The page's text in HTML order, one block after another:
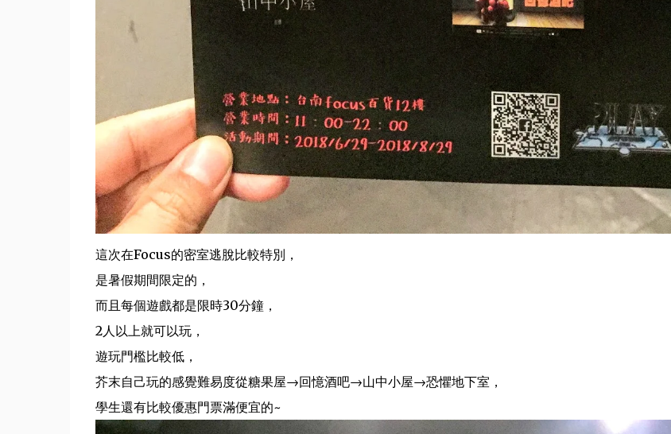
這次在Focus的密室逃脫比較特別，
是暑假期間限定的，
而且每個遊戲都是限時30分鐘，
2人以上就可以玩，
遊玩門檻比較低，
芥末自己玩的感覺難易度從糖果屋→回憶酒吧→山中小屋→恐懼地下室，
學生還有比較優惠門票滿便宜的~